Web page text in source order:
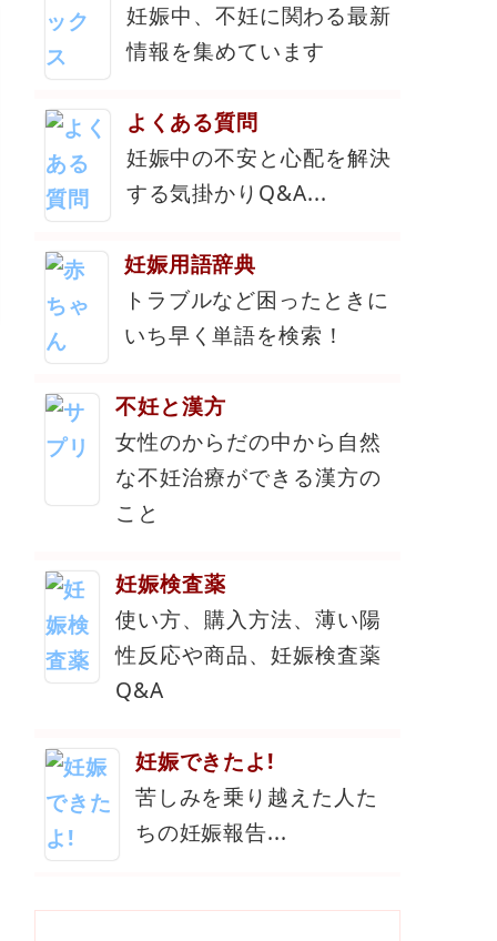
妊娠中、不妊に関わる最新
情報を集めています
よくある質問
妊娠中の不安と心配を解決
する気掛かりQ&A...
妊娠用語辞典
トラブルなど困ったときに
いち早く単語を検索！
不妊と漢方
女性のからだの中から自然
な不妊治療ができる漢方の
こと
妊娠検査薬
使い方、購入方法、薄い陽
性反応や商品、妊娠検査薬
Q&A
妊娠できたよ!
苦しみを乗り越えた人た
ちの妊娠報告...